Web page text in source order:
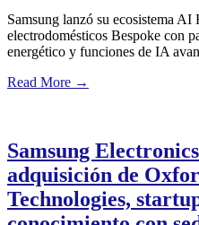
Samsung lanzó su ecosistema
electrodomésticos Bespoke con
energético y funciones de IA
Read More →
Samsung
adquisición de
Technologies,